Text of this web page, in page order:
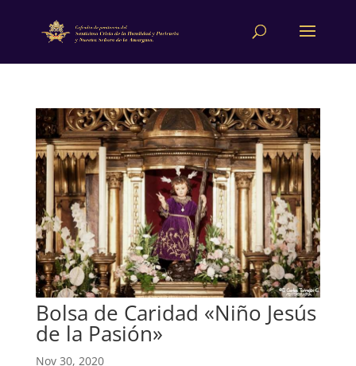
Bolsa de Caridad «Niño Jesús
de la Pasión»
Nov 30, 2020